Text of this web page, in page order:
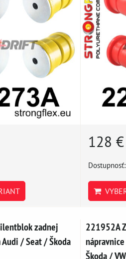
128
Dostupnosť:
zadnej
/ Seat / Škoda
221952A
Škoda /